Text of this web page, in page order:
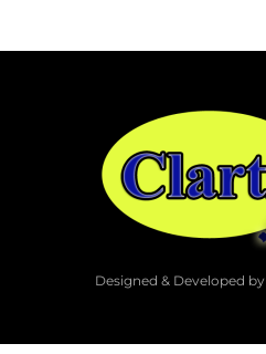
Designed & Developed by